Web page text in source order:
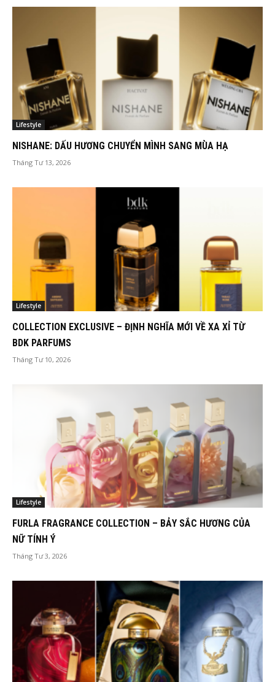
Lifestyle
NISHANE: DẤU HƯƠNG CHUYỂN MÌNH SANG MÙA HẠ
Tháng Tư 13, 2026
Lifestyle
COLLECTION EXCLUSIVE – ĐỊNH NGHĨA MỚI VỀ XA XỈ TỪ
BDK PARFUMS
Tháng Tư 10, 2026
Lifestyle
FURLA FRAGRANCE COLLECTION – BẢY SẮC HƯƠNG CỦA
NỮ TÍNH Ý
Tháng Tư 3, 2026